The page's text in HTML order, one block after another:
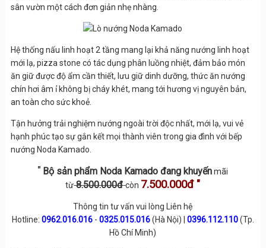
sân vườn một cách đơn giản nhẹ nhàng.
Hệ thống nấu linh hoạt 2 tầng mang lại khả năng nướng linh hoạt
mới lạ, pizza stone có tác dụng phân luồng nhiệt, đảm bảo món
ăn giữ được độ ẩm cần thiết, lưu giữ dinh dưỡng, thức ăn nướng
chín hơi âm ỉ không bị cháy khét, mang tới hương vị nguyên bản,
an toàn cho sức khoẻ.
Tận hưởng trải nghiệm nướng ngoài trời độc nhất, mới lạ, vui vẻ
hạnh phúc tạo sự gắn kết mọi thành viên trong gia đình với bếp
nướng Noda Kamado.
" Bộ sản phẩm Noda Kamado đang khuyếnmãi
từ 8.500.000đ còn 7.500.000đ "
Thông tin tư vấn vui lòng Liên hệ
Hotline: 0962.016.016- 0325.015.016(Hà Nội) | 0396.112.110(Tp.
Hồ Chí Minh)